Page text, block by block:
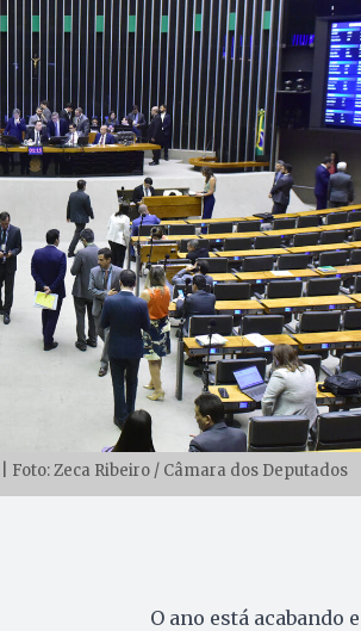
Zeca Ribeiro / Câmara dos Deputados
O ano está acabando